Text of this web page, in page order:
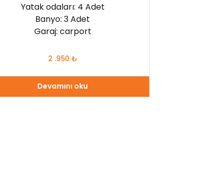
Yatak odaları: 4 Adet
Banyo: 3 Adet
Garaj: carport
2 .950 ₺
Devamını oku